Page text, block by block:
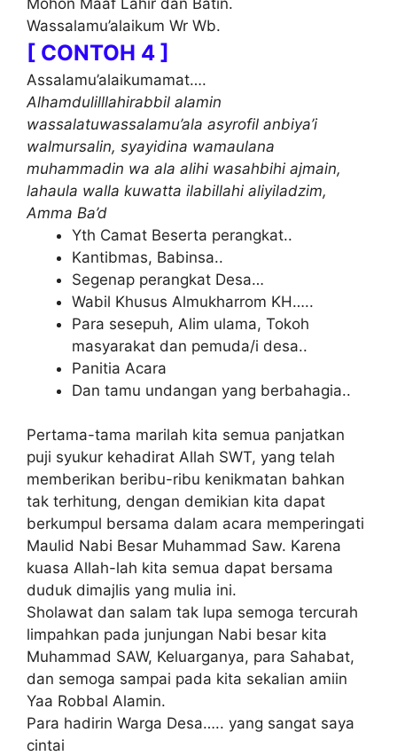
Wassalamu’alaikum Wr Wb.
[ CONTOH 4 ]
Assalamu’alaikumamat….
Alhamdulilllahirabbil alamin
wassalatuwassalamu’ala asyrofil anbiya’i
walmursalin, syayidina wamaulana
muhammadin wa ala alihi wasahbihi ajmain,
lahaula walla kuwatta ilabillahi aliyiladzim,
Amma Ba’d
Yth Camat Beserta perangkat..
Kantibmas, Babinsa..
Segenap perangkat Desa…
Wabil Khusus Almukharrom KH…..
Para sesepuh, Alim ulama, Tokoh
masyarakat dan pemuda/i desa..
Panitia Acara
Dan tamu undangan yang berbahagia..
Pertama-tama marilah kita semua panjatkan
puji syukur kehadirat Allah SWT, yang telah
memberikan beribu-ribu kenikmatan bahkan
tak terhitung, dengan demikian kita dapat
berkumpul bersama dalam acara memperingati
Maulid Nabi Besar Muhammad Saw. Karena
kuasa Allah-lah kita semua dapat bersama
duduk dimajlis yang mulia ini.
Sholawat dan salam tak lupa semoga tercurah
limpahkan pada junjungan Nabi besar kita
Muhammad SAW, Keluarganya, para Sahabat,
dan semoga sampai pada kita sekalian amiin
Yaa Robbal Alamin.
Para hadirin Warga Desa….. yang sangat saya
cintai